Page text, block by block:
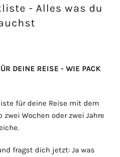
- Alles was du
DEINE REISE - WIE PACK
für deine Reise mit dem
Wochen oder zwei Jahre
fragst dich jetzt: Ja was